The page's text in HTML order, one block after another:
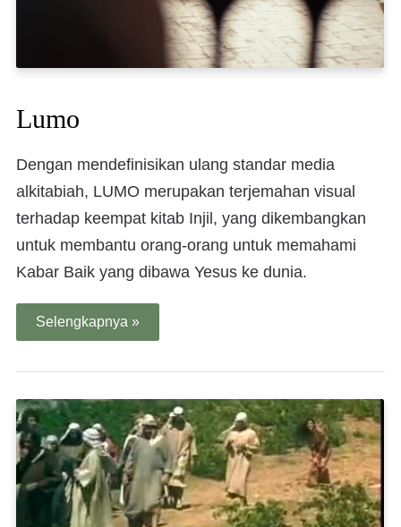
Lumo
Dengan mendefinisikan ulang standar media
alkitabiah, LUMO merupakan terjemahan visual
terhadap keempat kitab Injil, yang dikembangkan
untuk membantu orang-orang untuk memahami
Kabar Baik yang dibawa Yesus ke dunia.
Selengkapnya »